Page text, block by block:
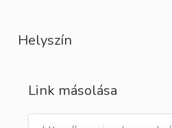
Helyszín
Link másolása